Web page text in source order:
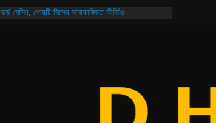
মেসির, পেনাল্টি মিসের অনাকাঙ্ক্ষিত কীর্তিও